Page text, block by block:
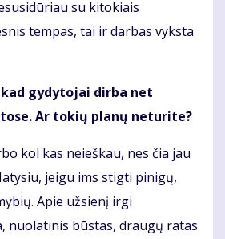
su kitokiais
tempas, tai ir darbas vyksta
gydytojai dirba net
Ar tokių planų neturite?
kol kas neieškau, nes čia jau
jeigu ims stigti pinigų,
Apie užsienį irgi
nuolatinis būstas, draugų ratas